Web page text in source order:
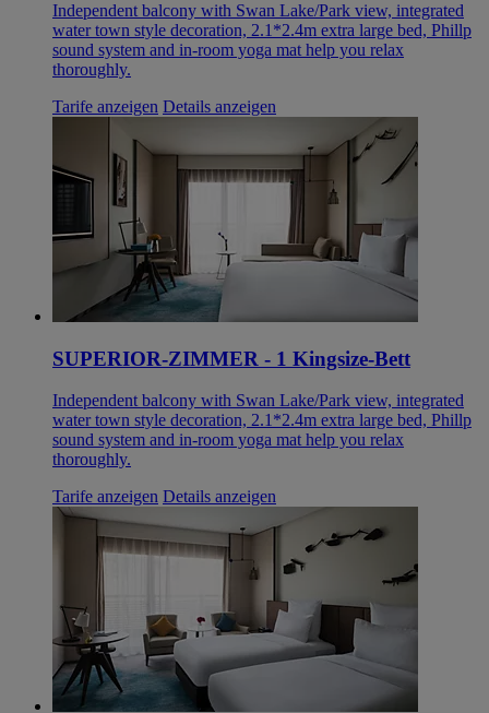
Independent balcony with Swan Lake/Park view, integrated
water town style decoration, 2.1*2.4m extra large bed, Phillp
sound system and in-room yoga mat help you relax
thoroughly.
Tarife anzeigen Details anzeigen
SUPERIOR-ZIMMER - 1 Kingsize-Bett
Independent balcony with Swan Lake/Park view, integrated
water town style decoration, 2.1*2.4m extra large bed, Phillp
sound system and in-room yoga mat help you relax
thoroughly.
Tarife anzeigen Details anzeigen